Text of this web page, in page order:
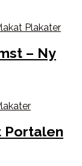
– Ny
Portalen